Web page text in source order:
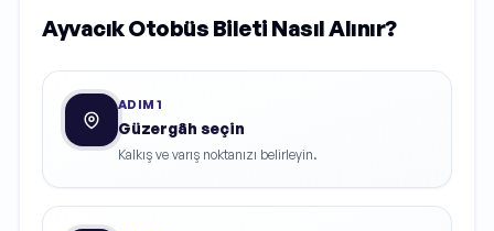
Ayvacık Otobüs Bileti Nasıl Alınır?
ADIM1
Güzergâh seçin
Kalkış ve varış noktanızı belirleyin.